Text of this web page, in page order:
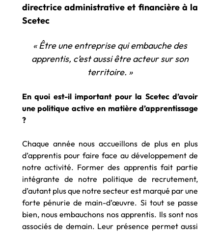
directrice administrative et financière à la
Scetec
« Être une entreprise qui embauche des
apprentis, c’est aussi être acteur sur son
territoire. »
En quoi est-il important pour la Scetec d’avoir
une politique active en matière d’apprentissage
?
Chaque année nous accueillons de plus en plus
d’apprentis pour faire face au développement de
notre activité. Former des apprentis fait partie
intégrante de notre politique de recrutement,
d’autant plus que notre secteur est marqué par une
forte pénurie de main-d’œuvre. Si tout se passe
bien, nous embauchons nos apprentis. Ils sont nos
associés de demain. Leur présence permet aussi